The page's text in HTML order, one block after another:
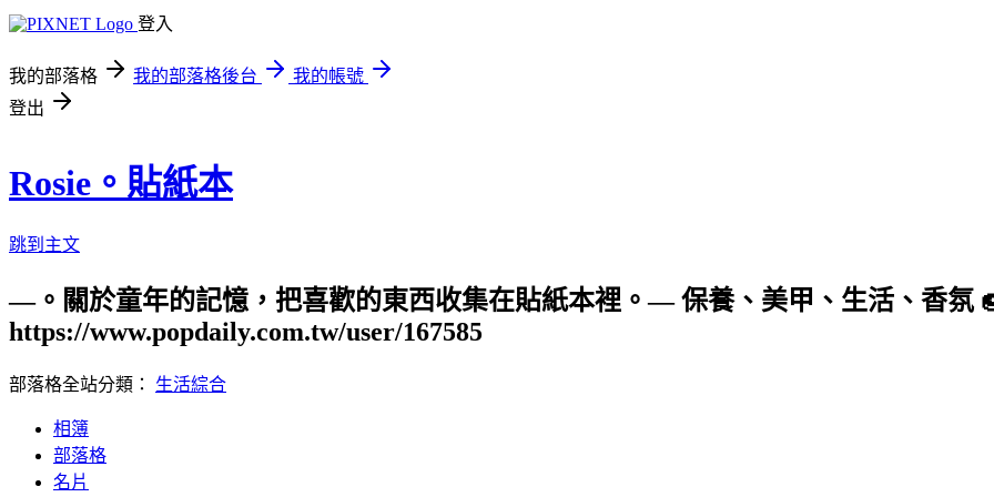
登入
我的部落格 我的部落格後台
我的帳號
登出
Rosie。貼紙本
跳到主文
—。關於童年的記憶，把喜歡的東西收集在貼紙本裡。— 保養、美甲、生活、香氛
https://www.popdaily.com.tw/user/167585
部落格全站分類： 生活綜合
相簿
部落格
名片